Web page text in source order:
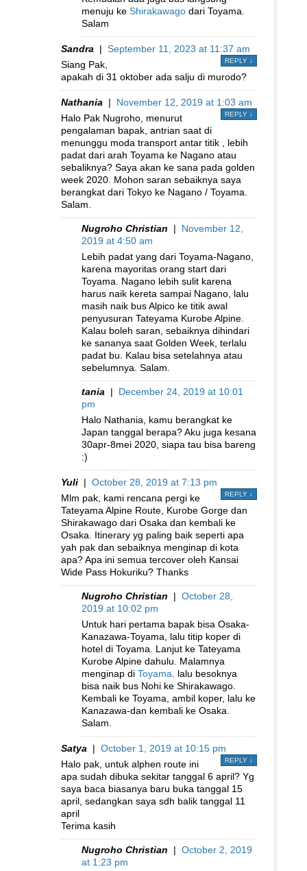
menuju ke Shirakawago dari Toyama.
Salam
Sandra | September 11, 2023 at 11:37 am
REPLY ↓
Siang Pak,
apakah di 31 oktober ada salju di murodo?
Nathania | November 12, 2019 at 1:03 am
REPLY ↓
Halo Pak Nugroho, menurut
pengalaman bapak, antrian saat di
menunggu moda transport antar titik , lebih
padat dari arah Toyama ke Nagano atau
sebaliknya? Saya akan ke sana pada golden
week 2020. Mohon saran sebaiknya saya
berangkat dari Tokyo ke Nagano / Toyama.
Salam.
Nugroho Christian | November 12,
2019 at 4:50 am
Lebih padat yang dari Toyama-Nagano,
karena mayoritas orang start dari
Toyama. Nagano lebih sulit karena
harus naik kereta sampai Nagano, lalu
masih naik bus Alpico ke titik awal
penyusuran Tateyama Kurobe Alpine.
Kalau boleh saran, sebaiknya dihindari
ke sananya saat Golden Week, terlalu
padat bu. Kalau bisa setelahnya atau
sebelumnya. Salam.
tania | December 24, 2019 at 10:01
pm
Halo Nathania, kamu berangkat ke
Japan tanggal berapa? Aku juga kesana
30apr-8mei 2020, siapa tau bisa bareng
:)
Yuli | October 28, 2019 at 7:13 pm
REPLY ↓
Mlm pak, kami rencana pergi ke
Tateyama Alpine Route, Kurobe Gorge dan
Shirakawago dari Osaka dan kembali ke
Osaka. Itinerary yg paling baik seperti apa
yah pak dan sebaiknya menginap di kota
apa? Apa ini semua tercover oleh Kansai
Wide Pass Hokuriku? Thanks
Nugroho Christian | October 28,
2019 at 10:02 pm
Untuk hari pertama bapak bisa Osaka-
Kanazawa-Toyama, lalu titip koper di
hotel di Toyama. Lanjut ke Tateyama
Kurobe Alpine dahulu. Malamnya
menginap di Toyama . lalu besoknya
bisa naik bus Nohi ke Shirakawago.
Kembali ke Toyama, ambil koper, lalu ke
Kanazawa-dan kembali ke Osaka.
Salam.
Satya | October 1, 2019 at 10:15 pm
REPLY ↓
Halo pak, untuk alphen route ini
apa sudah dibuka sekitar tanggal 6 april? Yg
saya baca biasanya baru buka tanggal 15
april, sedangkan saya sdh balik tanggal 11
april
Terima kasih
Nugroho Christian | October 2, 2019
at 1:23 pm